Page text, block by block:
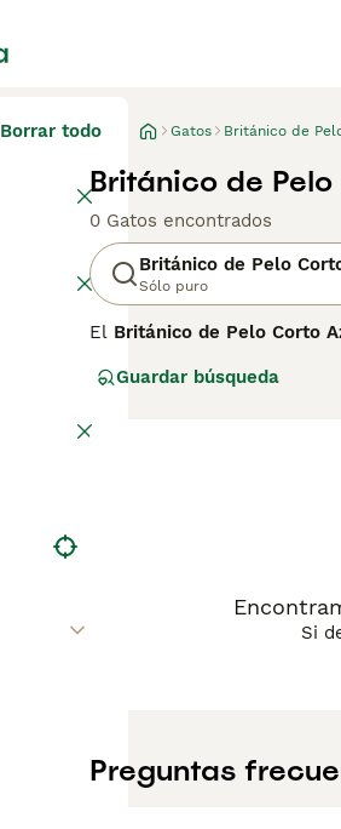
Borrar todo Gatos Británico de
Británico de
0 Gatos encontrados
Británico de Pelo
Sólo puro
El Británico de Pelo Corto
grandes ojos dorados o
francés — ambas razas
Shorthair y el Chartreux
El British Blue es un gato
suave al tacto. Su carácter
convivir bien con otros
cepillado semanal. Es una
Guardar búsqueda
Si
Preguntas